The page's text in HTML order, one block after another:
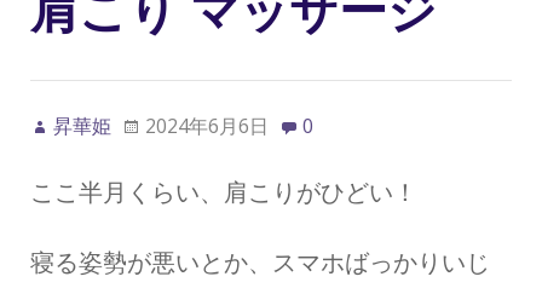
昇華姫 2024年6月6日 0
ここ半月くらい、肩こりがひどい！
寝る姿勢が悪いとか、スマホばっかりいじ